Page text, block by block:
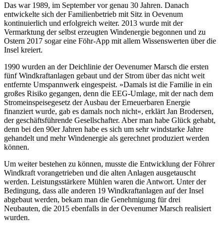
Das war 1989, im September vor genau 30 Jahren. Danach
entwickelte sich der Familienbetrieb mit Sitz in Oevenum
kontinuierlich und erfolgreich weiter. 2013 wurde mit der
Vermarktung der selbst erzeugten Windenergie begonnen und zu
Ostern 2017 sogar eine Föhr-App mit allem Wissenswerten über die
Insel kreiert.
1990 wurden an der Deichlinie der Oevenumer Marsch die ersten
fünf Windkraftanlagen gebaut und der Strom über das nicht weit
entfernte Umspannwerk eingespeist. »Damals ist die Familie in ein
großes Risiko gegangen, denn die EEG-Umlage, mit der nach dem
Stromeinspeisegesetz der Ausbau der Erneuerbaren Energie
finanziert wurde, gab es damals noch nicht«, erklärt Jan Brodersen,
der geschäftsführende Gesellschafter. Aber man habe Glück gehabt,
denn bei den 90er Jahren habe es sich um sehr windstarke Jahre
gehandelt und mehr Windenergie als gerechnet produziert werden
können.
Um weiter bestehen zu können, musste die Entwicklung der Föhrer
Windkraft vorangetrieben und die alten Anlagen ausgetauscht
werden. Leistungsstärkere Mühlen waren die Antwort. Unter der
Bedingung, dass alle anderen 19 Windkraftanlagen auf der Insel
abgebaut werden, bekam man die Genehmigung für drei
Neubauten, die 2015 ebenfalls in der Oevenumer Marsch realisiert
wurden.